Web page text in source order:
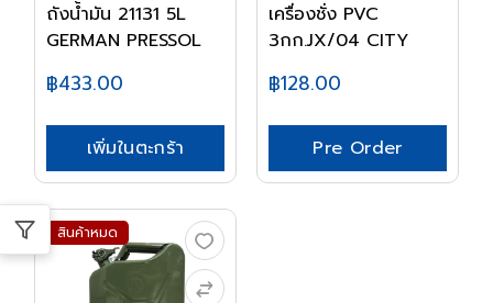
ถังน้ำมัน 21131 5L
GERMAN PRESSOL
฿433.00
เพิ่มในตะกร้า
เครื่องชั่ง PVC
3กก.JX/04 CITY
฿128.00
Pre Order
สินค้าหมด